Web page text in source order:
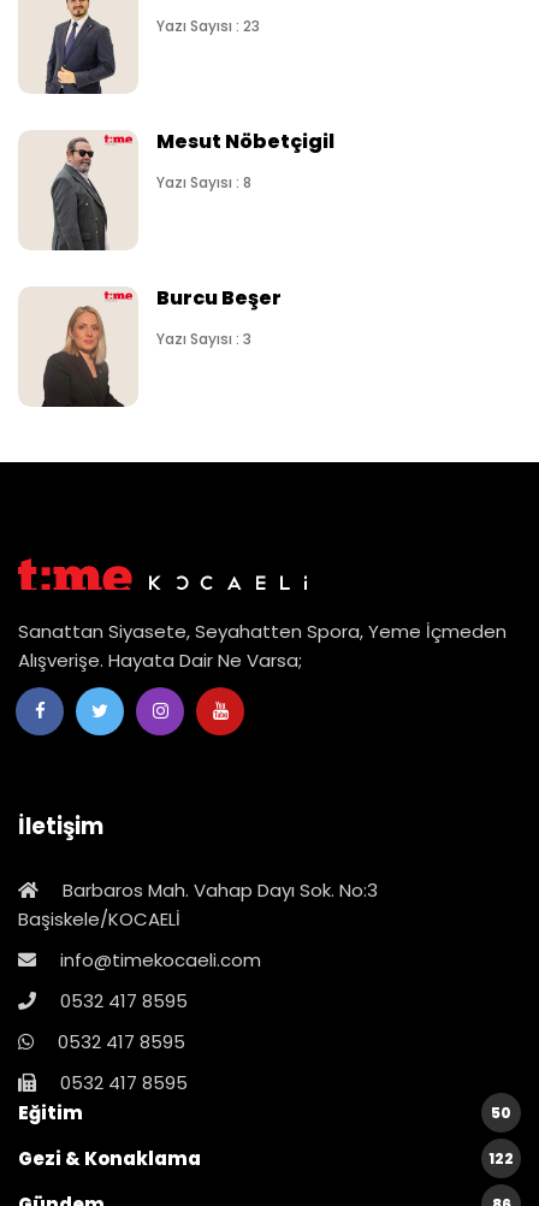
Yazı Sayısı : 23
Mesut Nöbetçigil
Yazı Sayısı : 8
Burcu Beşer
Yazı Sayısı : 3
Sanattan Siyasete, Seyahatten Spora, Yeme İçmeden
Alışverişe. Hayata Dair Ne Varsa;
İletişim
Barbaros Mah. Vahap Dayı Sok. No:3
Başiskele/KOCAELİ
info@timekocaeli.com
0532 417 8595
0532 417 8595
0532 417 8595
Eğitim
50
Gezi & Konaklama 122